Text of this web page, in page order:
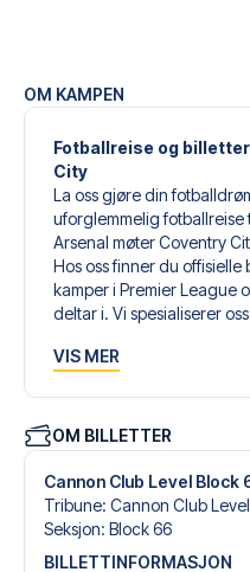
OM KAMPEN
Fotballreise og
City
La oss gjøre din
uforglemmelig fotballreise
Arsenal møter Coventry
Hos oss finner du offisielle
kamper i Premier League
deltar i. Vi spesialiserer
behov.
sammen din egen
Velg blant et bredt utvalg
hoteller for enhver smak
passer deg best.
Når du velger billettype,
VIS MER
OM BILLETTER
Cannon Club Level Block
Tribune: Cannon Club Level
Seksjon: Block 66
BILLETTINFORMASJON